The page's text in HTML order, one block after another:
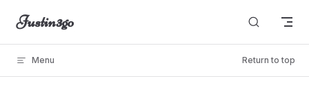
Skip to content
Justin3go
Menu Return to top